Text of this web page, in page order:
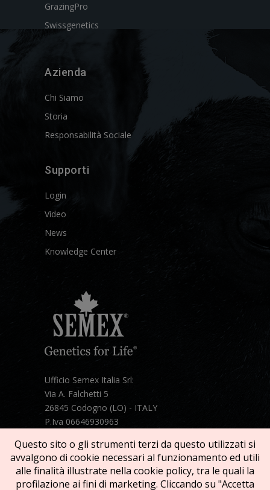
GrazingPro
Swissgenetics
Azienda
Chi Siamo
Storia
Responsabilità Sociale
Supporti
Login
Video
News
Knowledge Center
Ufficio Semex Italia Srl:
Via A. Falchetti 5
26845 Codogno (LO) - ITALY
P.Iva 06646930963
Mail: semex@semexitalia.it
Guarda la mappa
Questo sito o gli strumenti terzi da questo utilizzati si
avvalgono di cookie necessari al funzionamento ed utili
alle finalità illustrate nella cookie policy, tra le quali la
profilazione ai fini di marketing. Cliccando su "Accetta